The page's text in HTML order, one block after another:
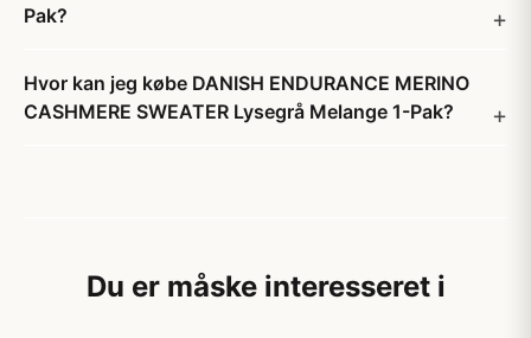
Pak?
Hvor kan jeg købe DANISH ENDURANCE MERINO
CASHMERE SWEATER Lysegrå Melange 1-Pak?
Du er måske interesseret i